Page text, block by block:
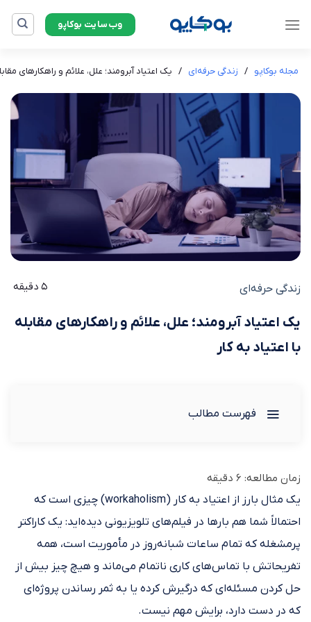
وب‌سایت بوکاپو
مجله بوکاپو / زندگی حرفه‌ای / یک اعتیاد آبرومند؛ علل، علائم و راهکارهای
زندگی حرفه‌ای 5 دقیقه
یک اعتیاد آبرومند؛ علل، علائم و راهکارهای مقابله
با اعتیاد به کار
فهرست مطالب
زمان مطالعه: 6 دقیقه
یک مثال بارز از اعتیاد به کار (workaholism) چیزی است که
احتمالاً شما هم بارها در فیلم‌های تلویزیونی دیده‌اید: یک کاراکتر
پرمشغله که تمام ساعات شبانه‌روز در مأموریت است، همه
تفریحاتش با تماس‌های کاری ناتمام می‌ماند و هیچ چیز بیش از
حل کردن مسئله‌ای که درگیرش کرده یا به ثمر رساندن پروژه‌ای
که در دست دارد، برایش مهم نیست.